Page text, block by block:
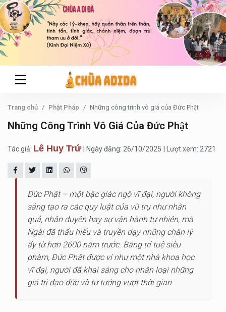
Trang chủ Phật Pháp Những công trình vô giá của Đức Phật
Những Công Trình Vô Giá Của Đức Phật
Tác giả: Lê Huy Trứ | Ngày đăng: 26/10/2025 | Lượt xem: 2721
Đức Phật – một bậc giác ngộ vĩ đại, người không
sáng tạo ra các quy luật của vũ trụ như nhân
quả, nhân duyên hay sự vận hành tự nhiên, mà
Ngài đã thấu hiểu và truyền dạy những chân lý
ấy từ hơn 2600 năm trước. Bằng trí tuệ siêu
phàm, Đức Phật được ví như một nhà khoa học
vĩ đại, người đã khai sáng cho nhân loại những
giá trị đạo đức và tư tưởng vượt thời gian.